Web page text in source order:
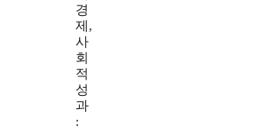
경
제,
사
회
적
성
과
: